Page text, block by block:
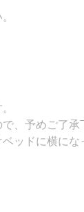
、予めご了承
ッドに横にな